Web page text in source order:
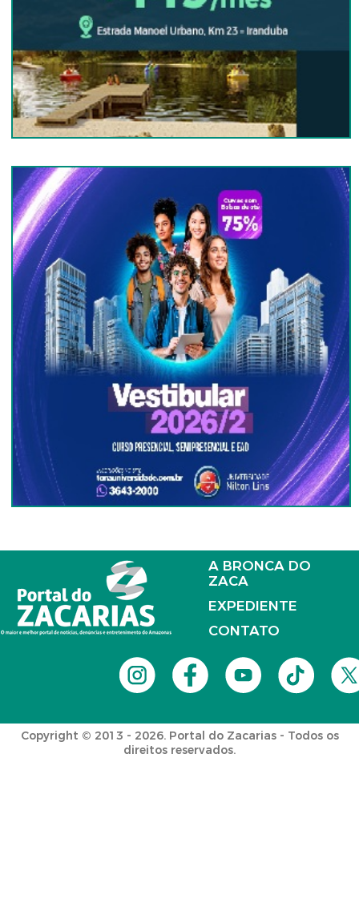
A BRONCA DO
ZACA
EXPEDIENTE
CONTATO
Copyright © 2013 - 2026. Portal do Zacarias - Todos os
direitos reservados.